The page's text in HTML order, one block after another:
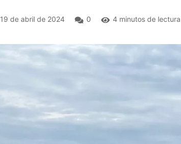
19 de abril de 2024 0 4 minutos de lectura